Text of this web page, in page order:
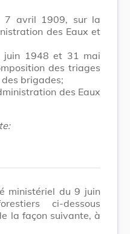
avril 1909, sur la
des Eaux et
juin 1948 et 31 mai
des triages
brigades;
des Eaux
ministériel du 9 juin
ci-dessous
la façon suivante, à